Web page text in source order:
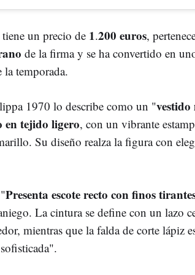
un precio de 1.200 euros,
de la firma y se ha convertido en
la temporada.
1970 lo describe como un "
en tejido ligero, con un vibrante
Su diseño realza la figura con
Presenta escote recto con finos
La cintura se define con un lazo
mientras que la falda de corte lápiz